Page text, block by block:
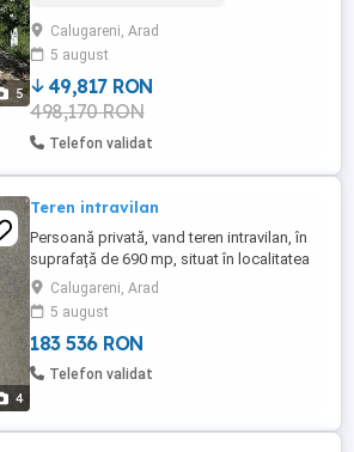
5
375 Descriere Daf xf standard cabină
mare an 04,10,2012 frigider , senzori
distanță clima staționare cauciucuri față
spate noi cutie automată ...
Calugareni, Arad
5 august
49,817 RON
498,170 RON
Telefon validat
4
Teren intravilan
Persoană privată, vand teren intravilan, în
suprafață de 690 mp, situat în localitatea
Calugareni - cartierul nou. Terenul are
utilitățile la stradă iar gazul este în curs de
implementare. Distanța față de Arad
centru este de 14 km. De asemenea, sunt
finalizate și pistele de biciclete.
Calugareni, Arad
5 august
183 536 RON
Telefon validat